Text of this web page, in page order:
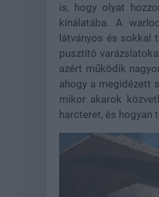
is, hogy olyat
kínálatába. A
látványos és sokkal
pusztító
azért működik
ahogy a megidézett
mikor akarok
harcteret, és hogyan